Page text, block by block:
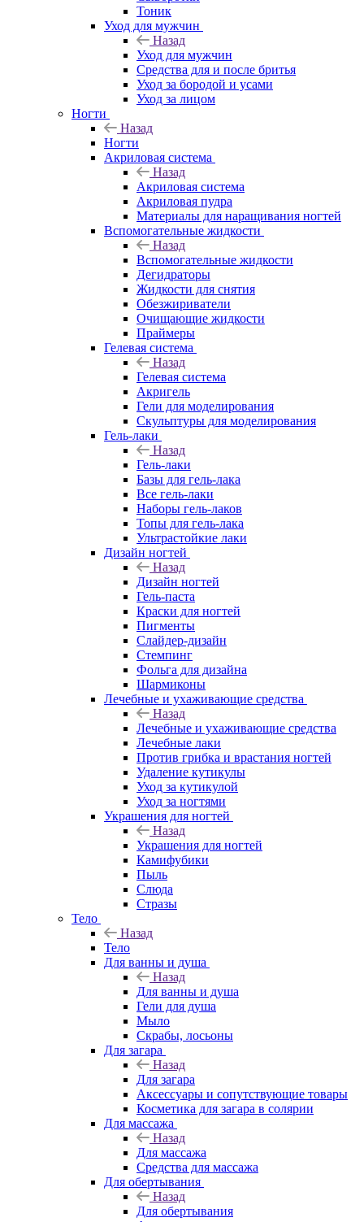
Тоник
Уход для мужчин
Назад
Уход для мужчин
Средства для и после бритья
Уход за бородой и усами
Уход за лицом
Ногти
Назад
Ногти
Акриловая система
Назад
Акриловая система
Акриловая пудра
Материалы для наращивания ногтей
Вспомогательные жидкости
Назад
Вспомогательные жидкости
Дегидраторы
Жидкости для снятия
Обезжириватели
Очищающие жидкости
Праймеры
Гелевая система
Назад
Гелевая система
Акригель
Гели для моделирования
Скульптуры для моделирования
Гель-лаки
Назад
Гель-лаки
Базы для гель-лака
Все гель-лаки
Наборы гель-лаков
Топы для гель-лака
Ультрастойкие лаки
Дизайн ногтей
Назад
Дизайн ногтей
Гель-паста
Краски для ногтей
Пигменты
Слайдер-дизайн
Стемпинг
Фольга для дизайна
Шармиконы
Лечебные и ухаживающие средства
Назад
Лечебные и ухаживающие средства
Лечебные лаки
Против грибка и врастания ногтей
Удаление кутикулы
Уход за кутикулой
Уход за ногтями
Украшения для ногтей
Назад
Украшения для ногтей
Камифубики
Пыль
Слюда
Стразы
Тело
Назад
Тело
Для ванны и душа
Назад
Для ванны и душа
Гели для душа
Мыло
Скрабы, лосьоны
Для загара
Назад
Для загара
Аксессуары и сопутствующие товары
Косметика для загара в солярии
Для массажа
Назад
Для массажа
Средства для массажа
Для обертывания
Назад
Для обертывания